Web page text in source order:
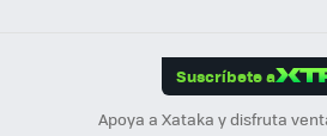
Suscríbete a
Apoya a Xataka y disfruta